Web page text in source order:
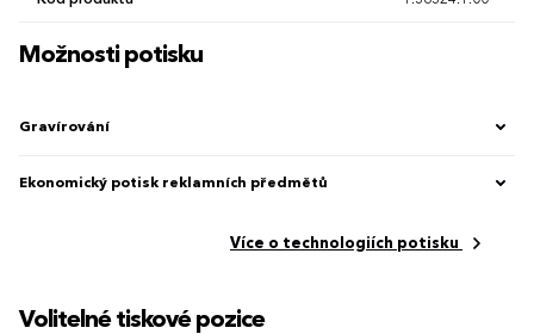
Možnosti potisku
Gravírování
Ekonomický potisk reklamních předmětů
Více o technologiích potisku
Volitelné tiskové pozice